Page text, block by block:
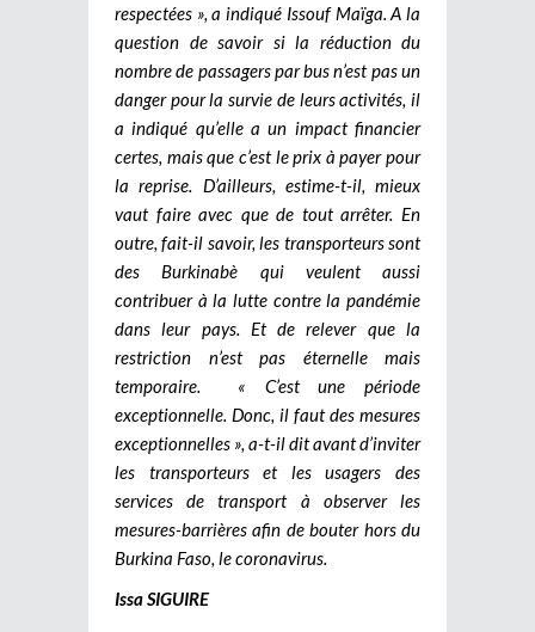
respectées », a indiqué Issouf Maïga. A la
question de savoir si la réduction du
nombre de passagers par bus n’est pas un
danger pour la survie de leurs activités, il
a indiqué qu’elle a un impact financier
certes, mais que c’est le prix à payer pour
la reprise. D’ailleurs, estime-t-il, mieux
vaut faire avec que de tout arrêter. En
outre, fait-il savoir, les transporteurs sont
des Burkinabè qui veulent aussi
contribuer à la lutte contre la pandémie
dans leur pays. Et de relever que la
restriction n’est pas éternelle mais
temporaire. « C’est une période
exceptionnelle. Donc, il faut des mesures
exceptionnelles », a-t-il dit avant d’inviter
les transporteurs et les usagers des
services de transport à observer les
mesures-barrières afin de bouter hors du
Burkina Faso, le coronavirus.
Issa SIGUIRE